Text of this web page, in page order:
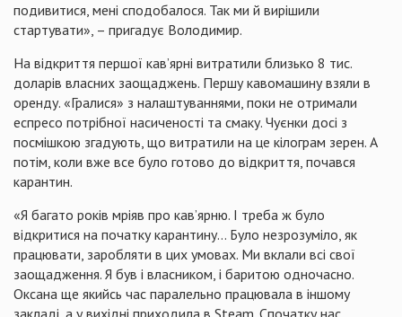
подивитися, мені сподобалося. Так ми й вирішили
стартувати», – пригадує Володимир.
На відкриття першої кав’ярні витратили близько 8 тис.
доларів власних заощаджень. Першу кавомашину взяли в
оренду. «Гралися» з налаштуваннями, поки не отримали
еспресо потрібної насиченості та смаку. Чуєнки досі з
посмішкою згадують, що витратили на це кілограм зерен. А
потім, коли вже все було готово до відкриття, почався
карантин.
«Я багато років мріяв про кав’ярню. І треба ж було
відкритися на початку карантину… Було незрозуміло, як
працювати, заробляти в цих умовах. Ми вклали всі свої
заощадження. Я був і власником, і баритою одночасно.
Оксана ще якийсь час паралельно працювала в іншому
закладі, а у вихідні приходила в Steam. Спочатку нас